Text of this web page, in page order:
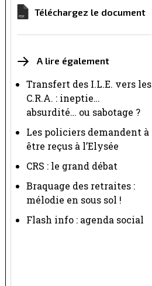
Téléchargez le document
A lire également
Transfert des I.L.E. vers les
C.R.A. : ineptie…
absurdité… ou sabotage ?
Les policiers demandent à
être reçus à l’Elysée
CRS : le grand débat
Braquage des retraites :
mélodie en sous sol !
Flash info : agenda social